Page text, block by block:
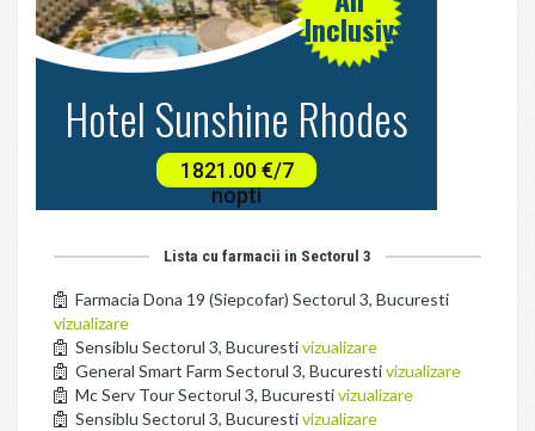
Lista cu farmacii in Sectorul 3
Farmacia Dona 19 (Siepcofar) Sectorul 3, Bucuresti
vizualizare
Sensiblu Sectorul 3, Bucurestivizualizare
General Smart Farm Sectorul 3, Bucurestivizualizare
Mc Serv Tour Sectorul 3, Bucurestivizualizare
Sensiblu Sectorul 3, Bucurestivizualizare